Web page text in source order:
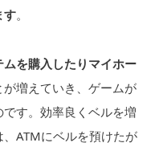
す。
を購入したりマイホー
が増えていき、ゲームが
す。効率良くベルを増
ATMにベルを預けたが